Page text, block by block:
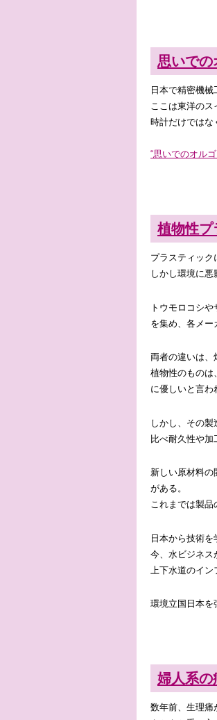
思いでの
日本で精密機
ここは東洋のス
時計だけではな
“思いでのオル
植物性プ
プラスティック
しかし環境に悪
トウモロコシ
を集め、各メー
両者の違いは、
植物性のものは
に優しいと言わ
しかし、その
比べ耐久性や加
新しい原材料
がある。
これまでは製品
日本から技術を
今、水ビジネス
上下水道のイ
環境立国日本を
婦人系の
数年前、生理痛